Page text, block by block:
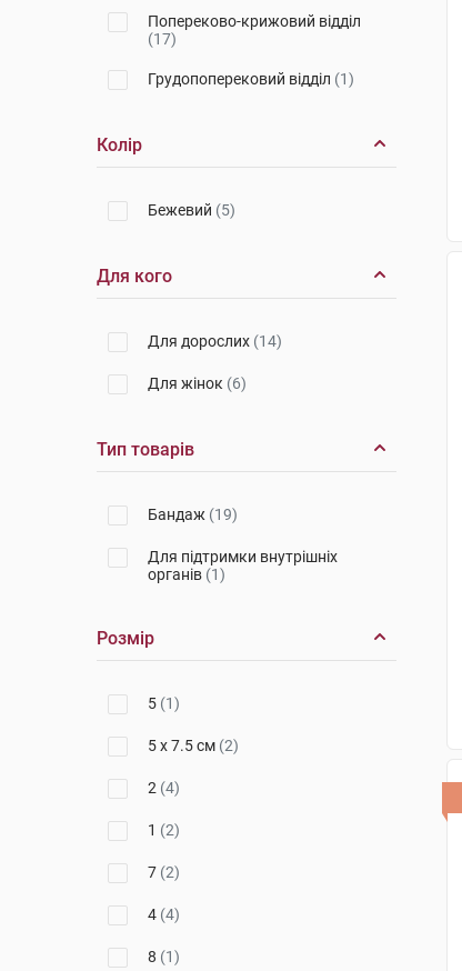
Попереково-крижовий відділ
(17)
Грудопоперековий відділ (1)
Колір
Бежевий (5)
Для кого
Для дорослих (14)
Для жінок (6)
Тип товарів
Бандаж (19)
Для підтримки внутрішніх
органів (1)
Розмір
5 (1)
5 x 7.5 см (2)
2 (4)
1 (2)
7 (2)
4 (4)
8 (1)